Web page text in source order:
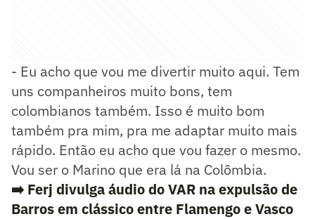
- Eu acho que vou me divertir muito aqui. Tem
uns companheiros muito bons, tem
colombianos também. Isso é muito bom
também pra mim, pra me adaptar muito mais
rápido. Então eu acho que vou fazer o mesmo.
Vou ser o Marino que era lá na Colômbia.
➡️ Ferj divulga áudio do VAR na expulsão de
Barros em clássico entre Flamengo e Vasco